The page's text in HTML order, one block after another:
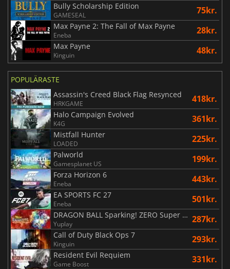
Bully Scholarship Edition
GAMESEAL 75kr.
Max Payne 2: The Fall of Max Payne
Eneba 28kr.
Max Payne
Kinguin 48kr.
POPULÄRASTE
Assassin's Creed Black Flag Resynced
HRKGAME 418kr.
Halo Campaign Evolved
K4G 361kr.
Mistfall Hunter
LOADED 225kr.
Palworld
Gamesplanet US 199kr.
Forza Horizon 6
Eneba 443kr.
EA SPORTS FC 27
Eneba 501kr.
DRAGON BALL Sparking! ZERO Super Limit Breaking NEO
Yuplay 287kr.
Call of Duty Black Ops 7
Kinguin 293kr.
Resident Evil Requiem
Game Boost 331kr.